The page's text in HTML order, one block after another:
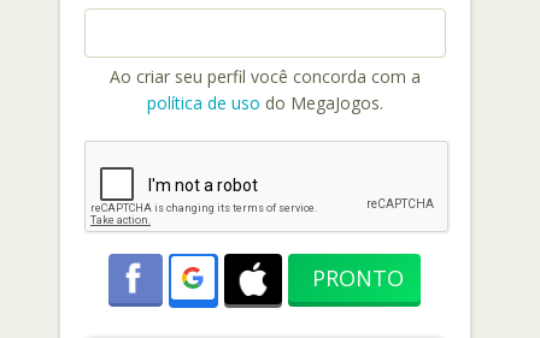
Ao criar seu perfil você concorda com a
política de uso do MegaJogos.